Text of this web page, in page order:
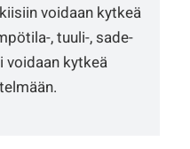
voidaan kytkeä
, tuuli-, sade-
voidaan kytkeä